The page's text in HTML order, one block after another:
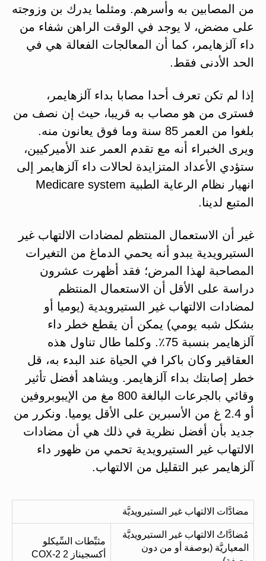
من المصابين به وأسرهم. ومثلما يدرك بن وزوجته
على مضض، لا يوجد في الوقت الراهن شفاء من
داء آلزهايمر، كما أن المعالجات الفعالة هي في
الحد الأدنى فقط.
إذا لم تكن تعرف أحدا مصابا بداء آلزهايمر،
فسترى من هو مصاب به قريبا، حيث إن نصف من
بلغوا من العمر 85 سنة وما فوق يعانون منه.
ويرى الخبراء أنه مع تقدم العمر عند الأميركيين،
ستؤدي الأعداد المتزايدة لحالات داء آلزهايمر إلى
انهيار نظام الرعاية الطبية Medicare system
المتبع لدينا.
غير أن الاستعمال المنتظم لمضادات الالتهاب غير
الستيرويدية يبدو أنه يحمي الدماغ من التغيرات
المصاحبة لهذا المرض؛ فقد أظهرت عشرون
دراسة على الأقل أن الاستعمال المنتظم
لمضادات الالتهاب غير الستيرويدية (يوميا أو
بشكل شبه يومي) يمكن أن يقطع خطر داء
آلزهايمر بنسبة 75٪. وكلما طال تناول هذه
العقاقير وكان باكرا في الحياة عند البدء به، قل
خطر إصابتك بداء آلزهايمر. ويشاهد أفضل تأثير
وقائي بالجرعات البالغة 800 مغ من الإيبوبروفين
أو 2.4 غ من الأسبرين على الأقل يوميا. ونكرر من
جديد بأن أفضل نظرية في ذلك هي أن مضادات
الالتهاب غير الستيرويدية تحمي من ظهور داء
آلزهايمر عبر التقليل من الالتهاب.
مضادَّات الالتهاب غير الستيرويديَّة
مُضادَّاتُ الالتهاب غير الستيرويديَّة
المعياريَّة (بوصفة أو من دون
مثبِّطات السِّيكلو
أكسجيناز 2 COX-2